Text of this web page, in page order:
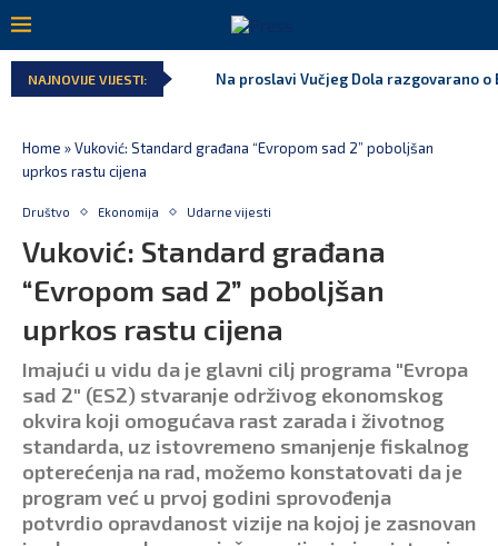
NAJNOVIJE VIJESTI: Na proslavi Vučjeg Dola razgovarano
Home »Vuković: Standard građana “Evropom sad 2” poboljšan
uprkos rastu cijena
Društvo Ekonomija Udarne vijesti
Vuković: Standard građana
“Evropom sad 2” poboljšan
uprkos rastu cijena
Imajući u vidu da je glavni cilj programa "Evropa
sad 2" (ES2) stvaranje održivog ekonomskog
okvira koji omogućava rast zarada i životnog
standarda, uz istovremeno smanjenje fiskalnog
opterećenja na rad, možemo konstatovati da je
program već u prvoj godini sprovođenja
potvrdio opravdanost vizije na kojoj je zasnovan